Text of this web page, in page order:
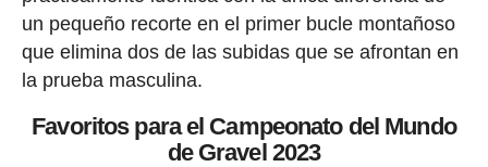
un pequeño recorte en el primer bucle montañoso
que elimina dos de las subidas que se afrontan en
la prueba masculina.
Favoritos para el Campeonato del Mundo
de Gravel 2023